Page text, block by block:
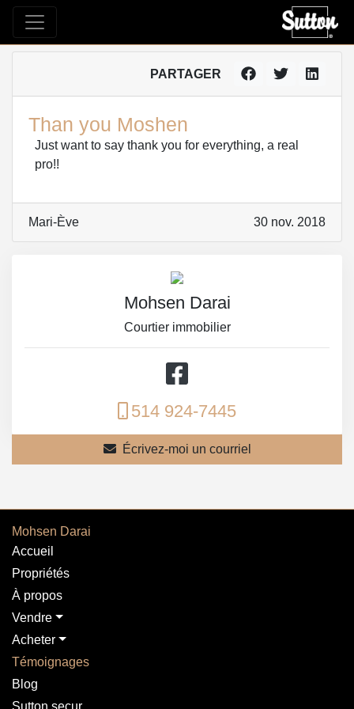
PARTAGER
Than you Moshen
Just want to say thank you for everything, a real
pro!!
Mari-Ève 30 nov. 2018
Mohsen Darai
Courtier immobilier
514 924-7445
Écrivez-moi un courriel
Mohsen Darai
Accueil
Propriétés
À propos
Vendre
Acheter
Témoignages
Blog
Sutton secur